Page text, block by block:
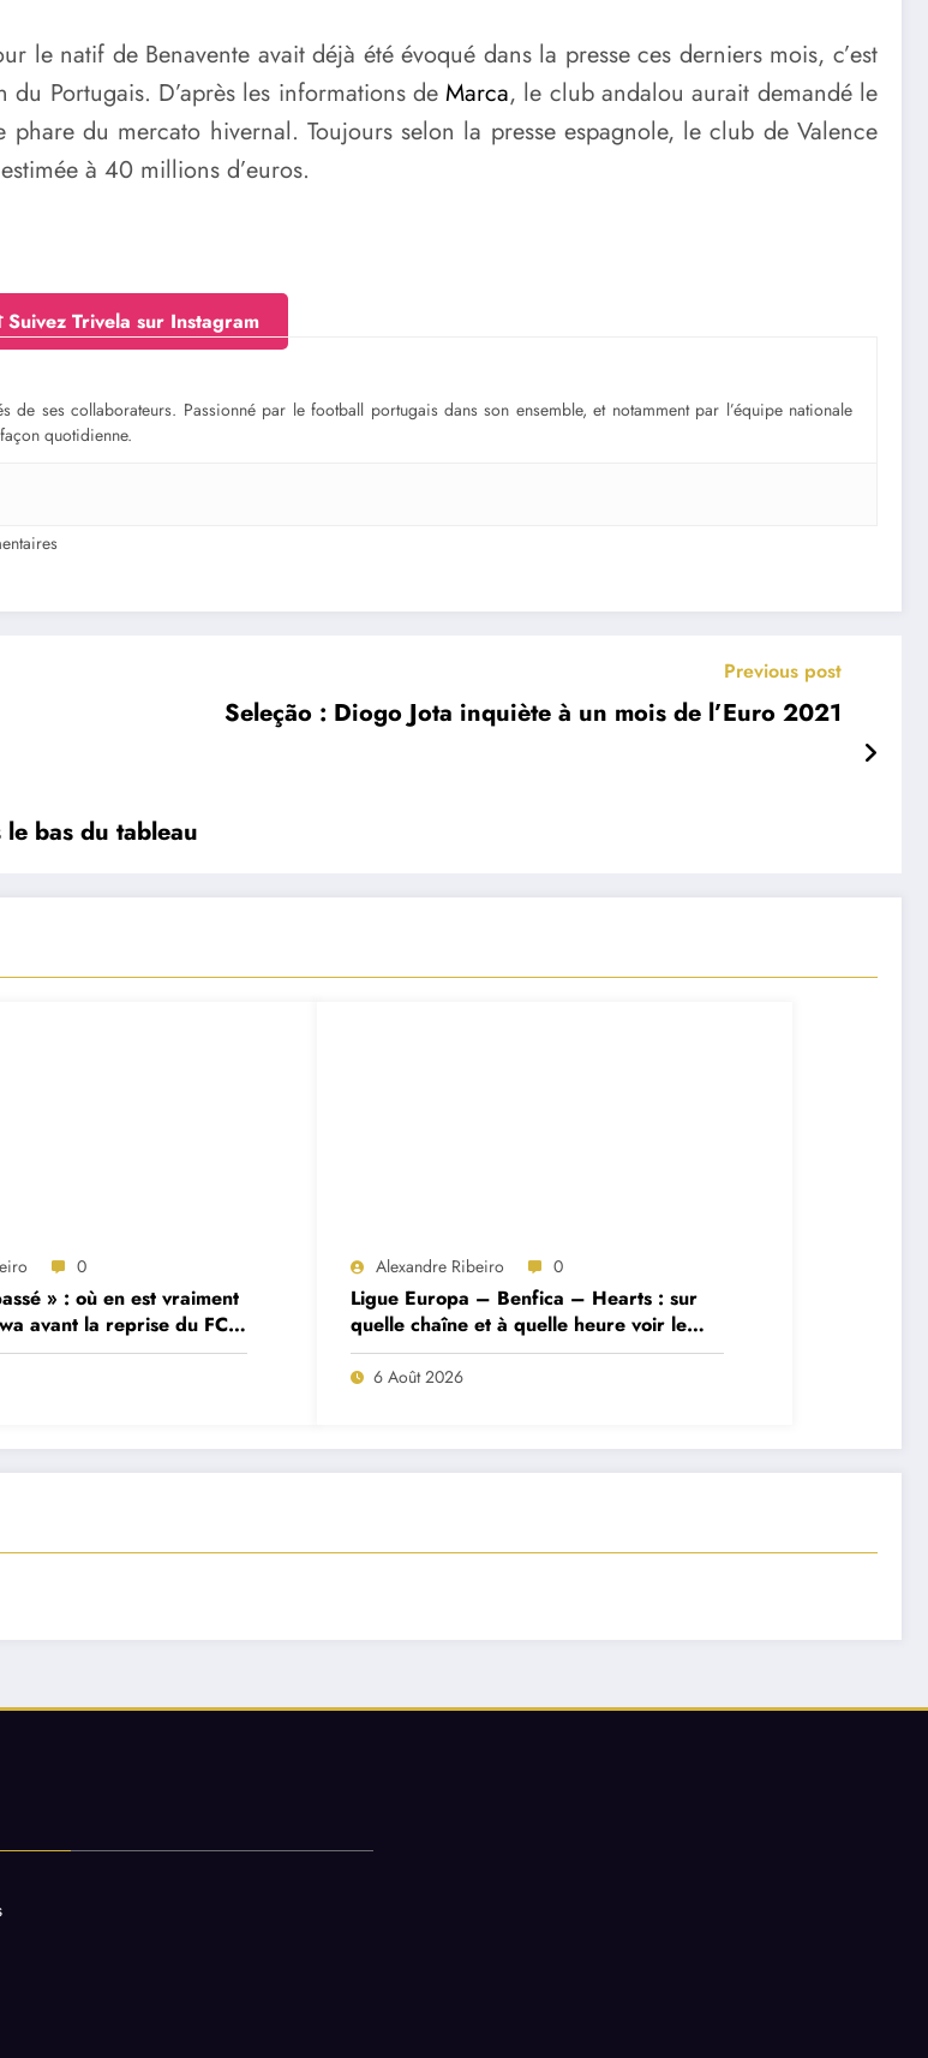
le natif de Benavente avait déjà été évoqué dans la presse ces derniers mois, c’est
Portugais. D’après les informations deMarca, le club andalou aurait demandé le
phare du mercato hivernal. Toujours selon la presse espagnole, le club de Valence
à 40 millions d’euros.
Suivez Trivela sur Instagram
ses collaborateurs. Passionné par le football portugais dans son ensemble, et notamment par l’équipe nationale
quotidienne.
Previous post
Seleção : Diogo Jota inquiète à un mois de l’Euro 2021
bas du tableau
0
» : où en est vraiment
avant la reprise du FC
Alexandre Ribeiro 0
Ligue Europa – Benfica – Hearts : sur
quelle chaîne et à quelle heure voir le
match ?
6 Août 2026